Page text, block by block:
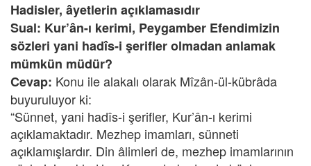
Hadisler, âyetlerin açıklamasıdır
Sual: Kur’ân-ı kerimi, Peygamber Efendimizin
sözleri yani hadîs-i şerifler olmadan anlamak
mümkün müdür?
Cevap: Konu ile alakalı olarak Mîzân-ül-kübrâda
buyuruluyor ki:
“Sünnet, yani hadîs-i şerifler, Kur’ân-ı kerimi
açıklamaktadır. Mezhep imamları, sünneti
açıklamışlardır. Din âlimleri de, mezhep imamlarının